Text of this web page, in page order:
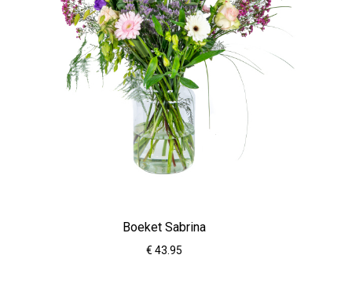
Boeket Sabrina
€ 43.95